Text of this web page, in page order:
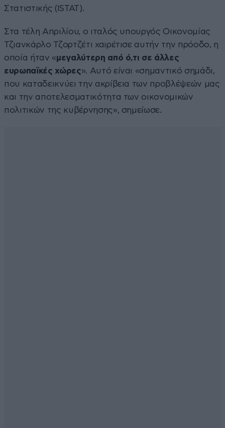
Στατιστικής (ISTAT).
Στα τέλη Απριλίου, ο ιταλός υπουργός Οικονομίας
Τζιανκάρλο Τζορτζέτι χαιρέτισε αυτήν την πρόοδο, η
οποία ήταν «μεγαλύτερη από ό,τι σε άλλες
ευρωπαϊκές χώρες». Αυτό είναι «σημαντικό σημάδι,
που καταδεικνύει την ακρίβεια των προβλέψεών μας
και την αποτελεσματικότητα των οικονομικών
πολιτικών της κυβέρνησης», σημείωσε.